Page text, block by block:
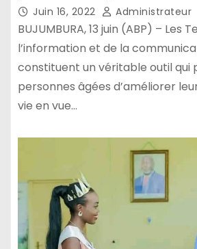
Juin 16, 2022 Administrateur
BUJUMBURA, 13 juin (ABP) – Les
l’information et de la
constituent un véritable outil qui
personnes âgées d’améliorer
vie en vue…